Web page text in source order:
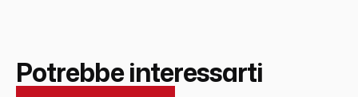
Potrebbe interessarti